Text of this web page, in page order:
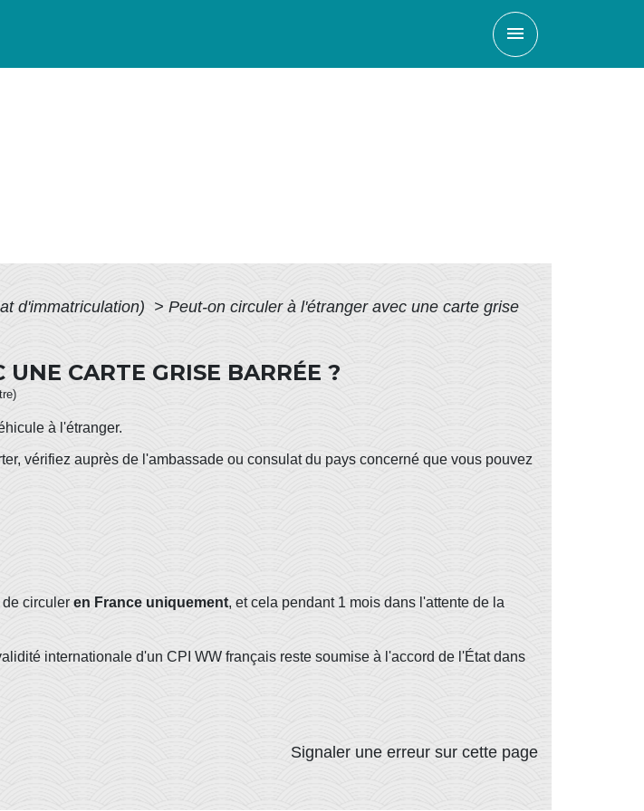
menu
d'immatriculation) > Peut-on circuler à l'étranger avec une carte grise
CARTE GRISE BARRÉE ?
à l'étranger.
vérifiez auprès de l'ambassade ou consulat du pays concerné que vous pouvez
de circuler en France uniquement, et cela pendant 1 mois dans l'attente de la
internationale d'un CPI WW français reste soumise à l'accord de l'État dans
Signaler une erreur sur cette page